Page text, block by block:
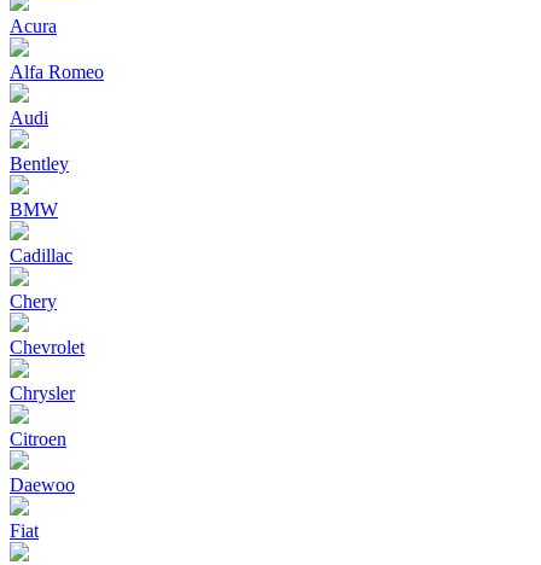
Acura
Alfa Romeo
Audi
Bentley
BMW
Cadillac
Chery
Chevrolet
Chrysler
Citroen
Daewoo
Fiat